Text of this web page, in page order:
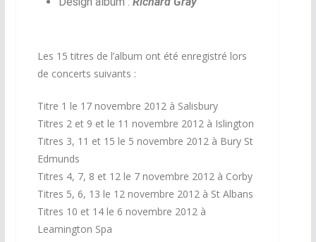
Les 15 titres de l’album ont été enregistré lors
de concerts suivants :
Titre 1 le 17 novembre 2012 à Salisbury
Titres 2 et 9 et le 11 novembre 2012 à Islington
Titres 3, 11 et 15 le 5 novembre 2012 à Bury St
Edmunds
Titres 4, 7, 8 et 12 le 7 novembre 2012 à Corby
Titres 5, 6, 13 le 12 novembre 2012 à St Albans
Titres 10 et 14 le 6 novembre 2012 à
Leamington Spa